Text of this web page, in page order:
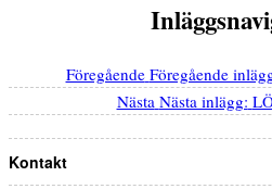
Föregående Föregående
Nästa Nästa inlägg:
Kontakt